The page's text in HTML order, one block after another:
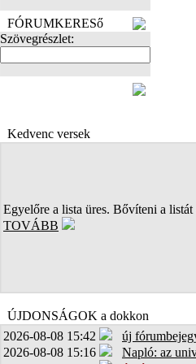
FÓRUMKERESő
Szövegrészlet:
Kedvenc versek
Egyelőre a lista üres. Bővíteni a listát
TOVÁBB
ÚJDONSÁGOK a dokkon
2026-08-08 15:42
új
2026-08-08 15:16
Napló: az